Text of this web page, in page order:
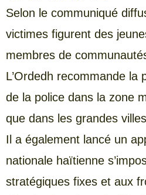
Selon le communiqué
victimes figurent des
membres de
L’Ordedh recommande la
de la police dans la zone
que dans les grandes
Il a également lancé un
nationale haïtienne
stratégiques fixes et aux